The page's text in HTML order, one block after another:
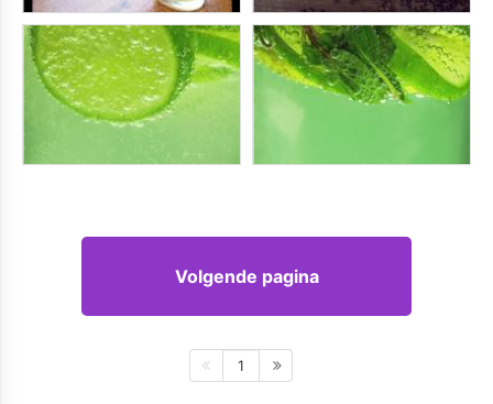
Volgende pagina
1